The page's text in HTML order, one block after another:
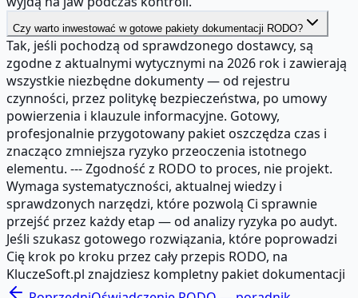
Czy warto inwestować w gotowe pakiety dokumentacji RODO?
Tak, jeśli pochodzą od sprawdzonego dostawcy, są
zgodne z aktualnymi wytycznymi na 2026 rok i zawierają
wszystkie niezbędne dokumenty — od rejestru
czynności, przez politykę bezpieczeństwa, po umowy
powierzenia i klauzule informacyjne. Gotowy,
profesjonalnie przygotowany pakiet oszczędza czas i
znacząco zmniejsza ryzyko przeoczenia istotnego
elementu. --- Zgodność z RODO to proces, nie projekt.
Wymaga systematyczności, aktualnej wiedzy i
sprawdzonych narzędzi, które pozwolą Ci sprawnie
przejść przez każdy etap — od analizy ryzyka po audyt.
Jeśli szukasz gotowego rozwiązania, które poprowadzi
Cię krok po kroku przez cały przepis RODO, na
KluczeSoft.pl znajdziesz kompletny pakiet dokumentacji